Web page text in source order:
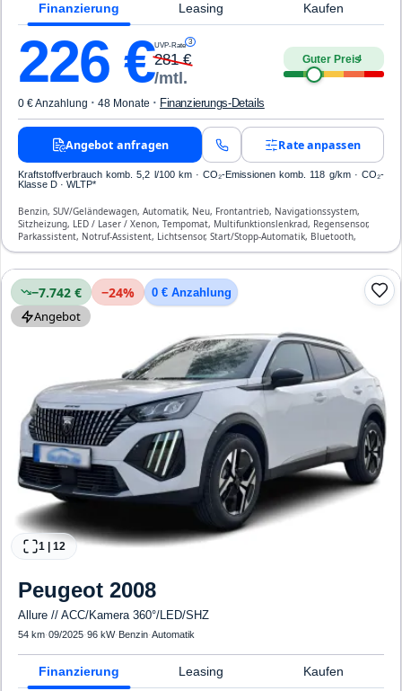
Finanzierung Leasing Kaufen
226 €UVP-Rate 3
281€
/mtl.
Guter Preis4
0 € Anzahlung · 48 Monate · Finanzierungs-Details
Angebot anfragen Rate anpassen
Kraftstoffverbrauch komb. 5,2 l/100 km · CO₂-Emissionen komb. 118 g/km · CO₂-
Klasse D · WLTP*
Benzin, SUV/Geländewagen, Automatik, Neu, Frontantrieb, Navigationssystem,
Sitzheizung, LED / Laser / Xenon, Tempomat, Multifunktionslenkrad, Regensensor,
Parkassistent, Notruf-Assistent, Lichtsensor, Start/Stopp-Automatik, Bluetooth,
Freisprecheinrichtung, Verkehrszeichen-Erkennung, ESP, ABS, Klimaautomatik,
−7.742 € −24% 0 € Anzahlung
Angebot
1 12
Peugeot 2008
Allure // ACC/Kamera 360°/LED/SHZ
54 km·09/2025·96 kW· Benzin·Automatik
Finanzierung Leasing Kaufen